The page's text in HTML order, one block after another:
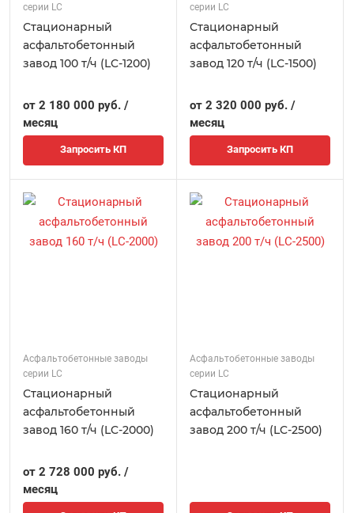
серии LC
Стационарный
асфальтобетонный
завод 100 т/ч (LC-1200)
от 2 180 000 руб. /
месяц
Запросить КП
серии LC
Стационарный
асфальтобетонный
завод 120 т/ч (LC-1500)
от 2 320 000 руб. /
месяц
Запросить КП
Асфальтобетонные заводы
серии LC
Стационарный
асфальтобетонный
завод 160 т/ч (LC-2000)
от 2 728 000 руб. /
месяц
Асфальтобетонные заводы
серии LC
Стационарный
асфальтобетонный
завод 200 т/ч (LC-2500)